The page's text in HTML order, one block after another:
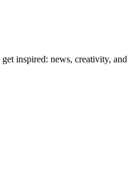
inspired: news, creativity, and